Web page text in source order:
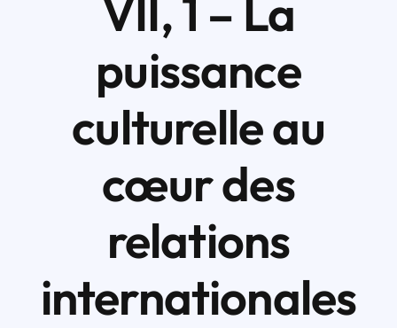
Contact
VII, 1 – La
puissance
culturelle au
cœur des
relations
internationales